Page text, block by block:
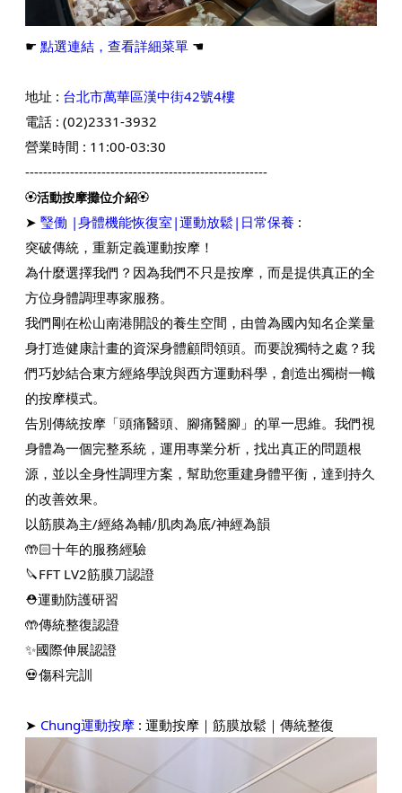
☛點選連結，查看詳細菜單 ☚
地址 : 台北市萬華區漢中街42號4樓
電話 : (02)2331-3932
營業時間 : 11:00-03:30
------------------------------------------------------
🏵️活動按摩攤位介紹🏵️
➤瑿働 |身體機能恢復室|運動放鬆|日常保養 :
突破傳統，重新定義運動按摩！
為什麼選擇我們？因為我們不只是按摩，而是提供真正的全
方位身體調理專家服務。
我們剛在松山南港開設的養生空間，由曾為國內知名企業量
身打造健康計畫的資深身體顧問領頭。而要說獨特之處？我
們巧妙結合東方經絡學說與西方運動科學，創造出獨樹一幟
的按摩模式。
告別傳統按摩「頭痛醫頭、腳痛醫腳」的單一思維。我們視
身體為一個完整系統，運用專業分析，找出真正的問題根
源，並以全身性調理方案，幫助您重建身體平衡，達到持久
的改善效果。
以筋膜為主/經絡為輔/肌肉為底/神經為韻
🤲🏻十年的服務經驗
🔪FFT LV2筋膜刀認證
⛑️運動防護研習
🤲傳統整復認證
✨國際伸展認證
💀傷科完訓
➤ Chung運動按摩 : 運動按摩｜筋膜放鬆｜傳統整復